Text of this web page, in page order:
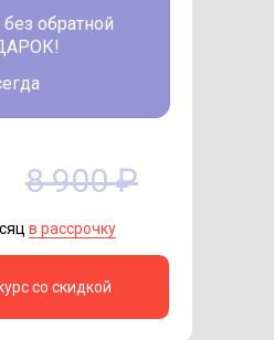
в рассрочку
8 900 ₽
со скидкой
обратной